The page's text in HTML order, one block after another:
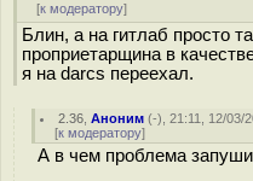
[к модератору]
Блин, а на гитлаб просто
проприетарщина в
я на darcs переехал.
2.36 ,Аноним (-), 21:11, 12/03/
[к модератору]
А в чем проблема